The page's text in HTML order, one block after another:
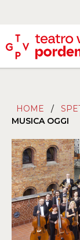
HOME /
MUSICA OGGI